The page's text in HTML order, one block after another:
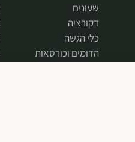
שעונים
דקורציה
כלי הגשה
הדומים וכורסאות